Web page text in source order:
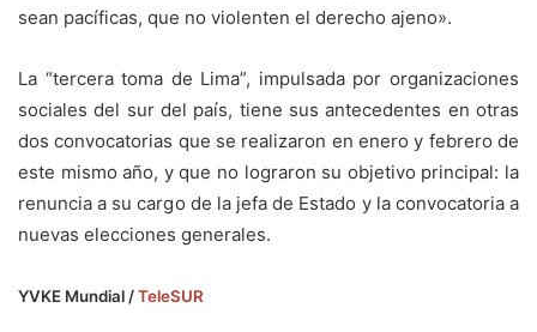
sean pacíficas, que no violenten el derecho ajeno».
La “tercera toma de Lima”, impulsada por organizaciones
sociales del sur del país, tiene sus antecedentes en otras
dos convocatorias que se realizaron en enero y febrero de
este mismo año, y que no lograron su objetivo principal: la
renuncia a su cargo de la jefa de Estado y la convocatoria a
nuevas elecciones generales.
YVKE Mundial /TeleSUR